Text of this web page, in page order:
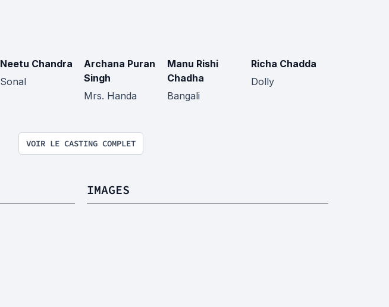
Neetu Chandra
Sonal
Archana Puran
Singh
Mrs. Handa
Manu Rishi
Chadha
Bangali
Richa Chadda
Dolly
VOIR LE CASTING COMPLET
IMAGES